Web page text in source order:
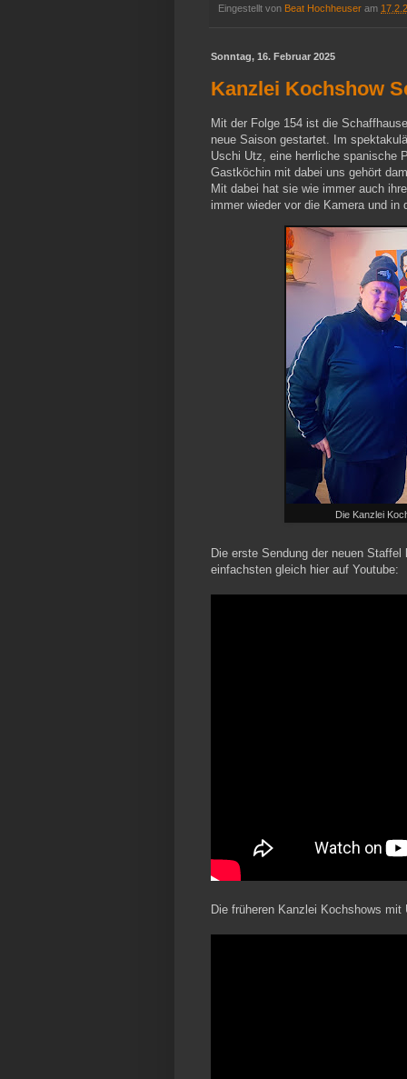
Eingestellt von Beat Hochheuser am
Sonntag, 16. Februar 2025
Kanzlei Kochshow
Mit der Folge 154 ist die
neue Saison gestartet. Im
Uschi Utz, eine herrliche spanische
Gastköchin mit dabei uns gehört
Mit dabei hat sie wie immer auch
immer wieder vor die Kamera und in
Die Kanzlei
Die erste Sendung der neuen
einfachsten gleich hier auf Youtube:
Die früheren Kanzlei Kochshows